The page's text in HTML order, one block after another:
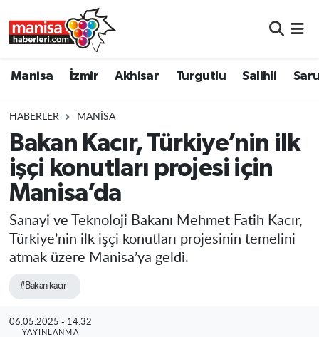
Manisa İzmir Akhisar Turgutlu Salihli
HABERLER MANISA
Bakan Kacır, Türkiye’nin ilk
işçi konutları projesi için
Manisa’da
Sanayi ve Teknoloji Bakanı Mehmet Fatih Kacır,
Türkiye’nin ilk işçi konutları projesinin temelini
atmak üzere Manisa’ya geldi.
#Bakan kacır
06.05.2025 - 14:32
YAYINLANMA
Turgutlu
Salihli
Saruhanlı
Manisa Nöbetçi Eczaneler
Manisa Trafik Yoğunluk Haritası
Süper Lig Puan Durumu ve Fikstür
Tüm Manşetler